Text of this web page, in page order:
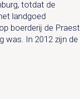
totdat de
landgoed
boerderij de Praest
was. In 2012 zijn de